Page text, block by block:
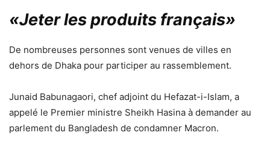
«Jeter les produits français»
De nombreuses personnes sont venues de villes en
dehors de Dhaka pour participer au rassemblement.
Junaid Babunagaori, chef adjoint du Hefazat-i-Islam, a
appelé le Premier ministre Sheikh Hasina à demander au
parlement du Bangladesh de condamner Macron.